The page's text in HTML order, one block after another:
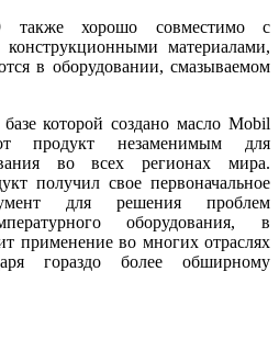
хорошо совместимо с
материалами,
в оборудовании, смазываемом
которой создано масло Mobil
продукт незаменимым для
во всех регионах мира.
получил свое первоначальное
для решения проблем
оборудования, в
применение во многих отраслях
гораздо более обширному